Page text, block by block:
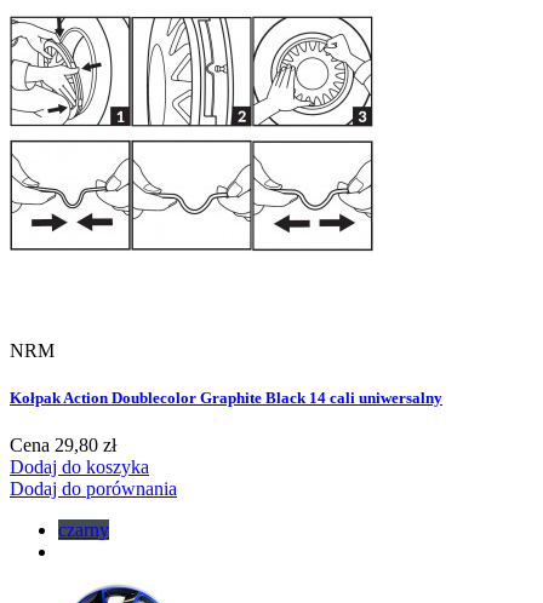
NRM
Kołpak Action Doublecolor Graphite Black 14 cali uniwersalny
Cena 29,80 zł
Dodaj do koszyka
Dodaj do porównania
czarny